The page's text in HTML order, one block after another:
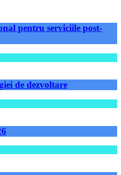
pentru serviciile post-
de dezvoltare